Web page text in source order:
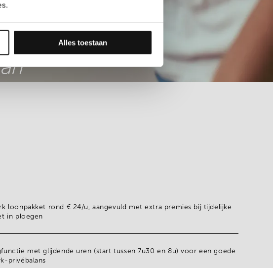
Alles toestaan
loonpakket rond € 24/u , aangevuld met extra premies bij tijdelijke
in ploegen
metglijdende uren (start tussen 7u30 en 8u) voor een goede
privébalans